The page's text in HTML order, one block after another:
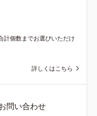
計個数までお選びいただけ
詳しくはこちら
問い合わせ